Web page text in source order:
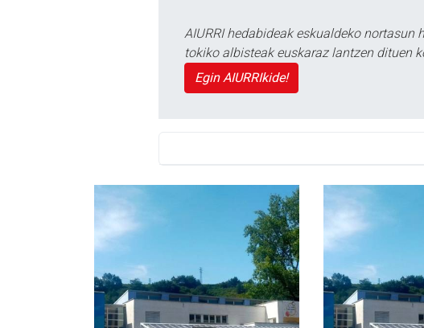
AIURRI hedabideak eskualdeko
tokiko albisteak euskaraz lantzen dituen
Egin AIURRIkide!